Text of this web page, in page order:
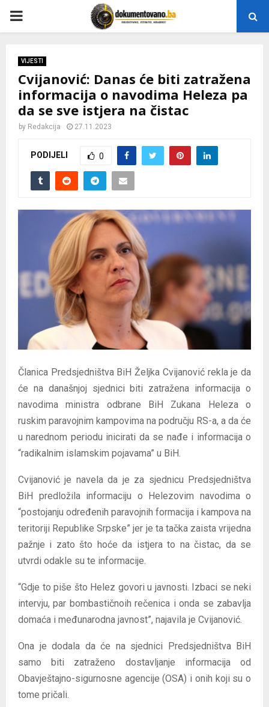
P
M
Y
E
VIJESTI
Cvijanović: Danas će biti zatražena
informacija o navodima Heleza pa
da se sve istjera na čistac
by Redakcija 27.11.2023
PODIJELI 0
Članica Predsjedništva BiH Željka Cvijanović rekla je da
će na današnjoj sjednici biti zatražena informacija o
navodima ministra odbrane BiH Zukana Heleza o
ruskim paravojnim kampovima na području RS-a, a da će
u narednom periodu inicirati da se nađe i informacija o
“radikalnim islamskim pojavama” u BiH.
Cvijanović je navela da je za sjednicu Predsjedništva
BiH predložila informaciju o Helezovim navodima o
“postojanju određenih paravojnih formacija i kampova na
teritoriji Republike Srpske” jer je ta tačka zaista vrijedna
pažnje i zato što hoće da istjera to na čistac, da se
utvrdi odakle su te informacije.
“Gdje to piše što Helez govori u javnosti. Izbaci se neki
intervju, par bombastičnoih rečenica i onda se zabavlja
domaća i međunarodna javnost”, najavila je Cvijanović.
Ona je dodala da će na sjednici Predsjedništva BiH
samo biti zatraženo dostavljanje informacija od
Obavještajno-sigurnosne agencije (OSA) i onih koji su o
tome pričali.